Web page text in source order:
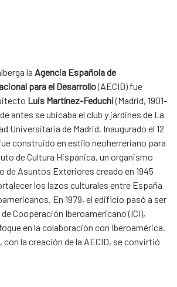
la Agencia Española de
para el Desarrollo(AECID) fue
Luis Martínez-Feduchi(Madrid, 1901-
antes se ubicaba el club y jardines de La
Universitaria de Madrid. Inaugurado el 12
construido en estilo neoherreriano para
de Cultura Hispánica, un organismo
de Asuntos Exteriores creado en 1945
los lazos culturales entre España
En 1979, el edificio pasó a ser
Cooperación Iberoamericano (ICI),
en la colaboración con Iberoamérica.
con la creación de la AECID, se convirtió